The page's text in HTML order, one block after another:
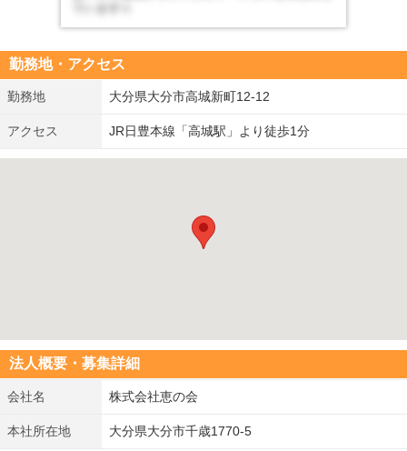
勤務地・アクセス
勤務地 大分県大分市高城新町12-12
アクセス JR日豊本線「高城駅」より徒歩1分
法人概要・募集詳細
会社名 株式会社恵の会
本社所在地 大分県大分市千歳1770-5